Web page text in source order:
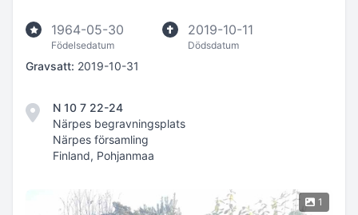
1964-05-30
Födelsedatum
2019-10-11
Dödsdatum
Gravsatt: 2019-10-31
N 10 7 22-24
Närpes begravningsplats
Närpes församling
Finland, Pohjanmaa
1